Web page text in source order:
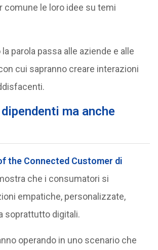
comune le loro idee su temi
parola passa alle aziende e alle
cui sapranno creare interazioni
ma anche
the Connected Customer di
che i consumatori si
empatiche, personalizzate,
soprattutto digitali.
operando in uno scenario che